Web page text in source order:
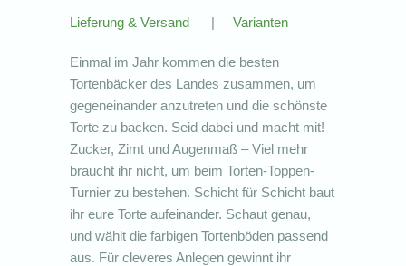
Lieferung & Versand | Varianten
Einmal im Jahr kommen die besten
Tortenbäcker des Landes zusammen, um
gegeneinander anzutreten und die schönste
Torte zu backen. Seid dabei und macht mit!
Zucker, Zimt und Augenmaß – Viel mehr
braucht ihr nicht, um beim Torten-Toppen-
Turnier zu bestehen. Schicht für Schicht baut
ihr eure Torte aufeinander. Schaut genau,
und wählt die farbigen Tortenböden passend
aus. Für cleveres Anlegen gewinnt ihr